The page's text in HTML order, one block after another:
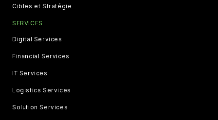
Cibles et Stratégie
SERVICES
Digital Services
Financial Services
IT Services
Logistics Services
Solution Services